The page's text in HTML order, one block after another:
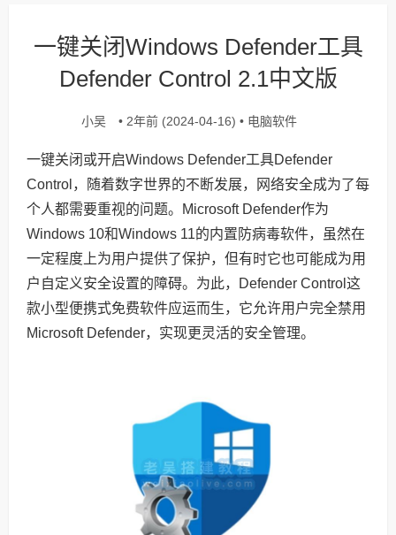
一键关闭Windows Defender工具
Defender Control 2.1中文版
小吴 • 2年前 (2024-04-16) • 电脑软件
一键关闭或开启Windows Defender工具Defender
Control，随着数字世界的不断发展，网络安全成为了每
个人都需要重视的问题。Microsoft Defender作为
Windows 10和Windows 11的内置防病毒软件，虽然在
一定程度上为用户提供了保护，但有时它也可能成为用
户自定义安全设置的障碍。为此，Defender Control这
款小型便携式免费软件应运而生，它允许用户完全禁用
Microsoft Defender，实现更灵活的安全管理。